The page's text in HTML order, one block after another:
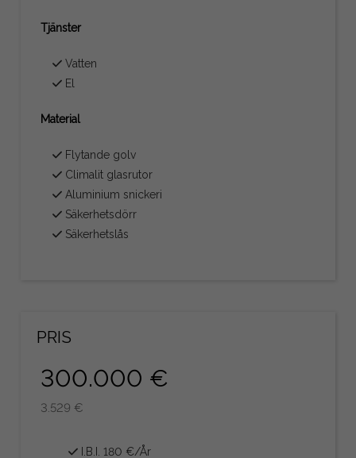
Tjänster
Vatten
El
Material
Flytande golv
Climalit glasrutor
Aluminium snickeri
Säkerhetsdörr
Säkerhetslås
PRIS
300.000 €
3.529 €
I.B.I. 180 €/År